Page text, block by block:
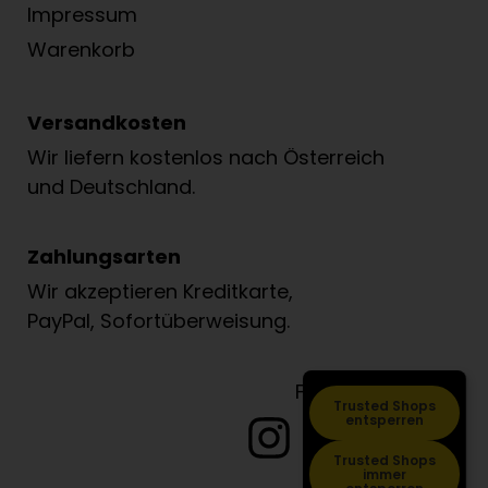
Impressum
Warenkorb
Versandkosten
Wir liefern kostenlos nach Österreich
und Deutschland.
Zahlungsarten
Wir akzeptieren Kreditkarte,
PayPal, Sofortüberweisung.
Folge Löwenzahn
Trusted Shops
entsperren
Trusted Shops
immer